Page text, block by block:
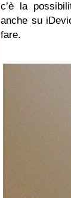
c’è la
anche su
fare.